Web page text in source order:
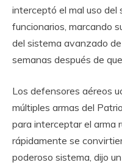
interceptó el mal uso del
funcionarios, marcando
del sistema avanzado
semanas después de
Los defensores aéreos
múltiples armas del
para interceptar el arma
rápidamente se
poderoso sistema, dijo